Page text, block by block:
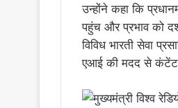
उन्होंने कहा कि
पहुंच और प्रभाव को
विविध भारती सेवा
एआई की मदद से कंटेंट